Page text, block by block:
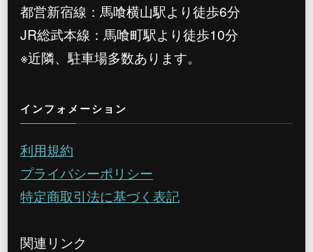
都営新宿線：馬喰横山駅より徒歩6分
JR総武本線：馬喰町駅より徒歩10分
※近隣、駐車場多数あります。
インフォメーション
利用規約
プライバシーポリシー
特定商取引法に基づく表記
関連リンク